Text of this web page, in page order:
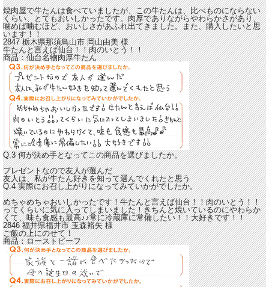
焼肉屋で牛たんは食べていましたが、この牛たんは、比べものにならない
くらい、とてもおいしかったです。肉厚でありながらやわらかさがあり、
噛めば噛むほど、おいしさがあふれ出てきました。また、購入したいと思
います！！
2847 栃木県那須鳥山市岡山由美様
牛たんと言えば仙台！！肉のいとう！！
商品：仙台名物肉厚牛たん
Q.3 何が決め手となってこの商品を選びましたか。
プレゼントなので友人が選んだ
友人は、私が牛たん好きを知って選んでくれたと思う
Q.4 実際にお召し上がりになってみていかがでしたか。
めちゃめちゃおいしかったです！牛たんと言えば仙台！！肉のいとう！！
ってくらいに気に入ってしまいました！きちんと焼いているのにやわらか
くて、味も食感も最高♪♪常に冷蔵庫に常備したい！！大好きです！！
2846 福井県福井市玉森裕矢様
ご飯の上にのせて！
商品：ローストビーフ